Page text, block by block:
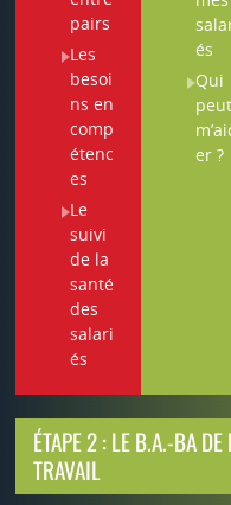
pairs
Les
besoi
ns en
comp
étenc
es
Le
suivi
de la
santé
des
salari
és
és
Qui
peut
er ?
ÉTAPE 2 : LE B.A.-BA
TRAVAIL